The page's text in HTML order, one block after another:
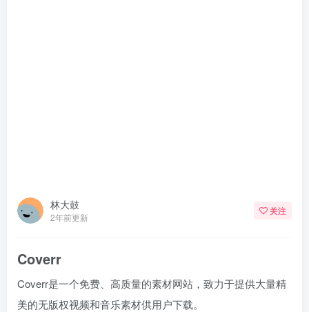
林大鼓
2年前更新
关注
Coverr
Coverr是一个免费、高质量的素材网站，致力于提供大量精
美的无版权视频和音乐素材供用户下载。